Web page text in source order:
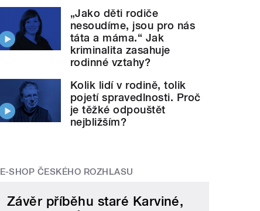
„Jako děti rodiče
nesoudíme, jsou pro nás
táta a máma.“ Jak
kriminalita zasahuje
rodinné vztahy?
Kolik lidí v rodině, tolik
pojetí spravedlnosti. Proč
je těžké odpouštět
nejbližším?
E-SHOP ČESKÉHO ROZHLASU
Závěr příběhu staré Karviné,